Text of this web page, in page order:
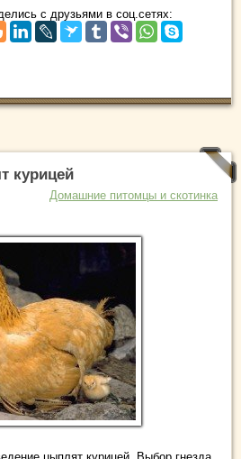
с друзьями в соц.сетях:
курицей
Домашние питомцы и скотинка